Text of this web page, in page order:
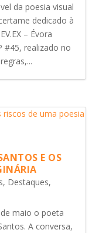
da poesia visual
dedicado à
– Évora
#45, realizado no
E OS
, Destaques,
maio o poeta
A conversa,